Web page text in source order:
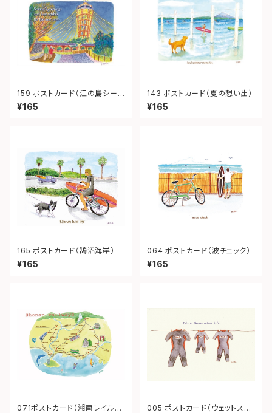
159 ポストカード（江の島シーキ
ャンドル）
¥165
143 ポストカード（夏の想い出）
¥165
165 ポストカード（鵠沼海岸）
¥165
064 ポストカード（波チェック）
¥165
071ポストカード（湘南レイルウ
005 ポストカード（ウェットスー